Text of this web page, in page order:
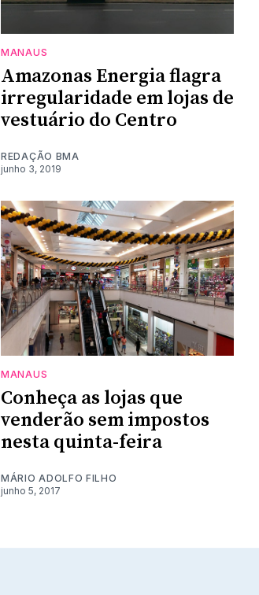
MANAUS
Amazonas Energia flagra
irregularidade em lojas de
vestuário do Centro
REDAÇÃO BMA
junho 3, 2019
MANAUS
Conheça as lojas que
venderão sem impostos
nesta quinta-feira
MÁRIO ADOLFO FILHO
junho 5, 2017